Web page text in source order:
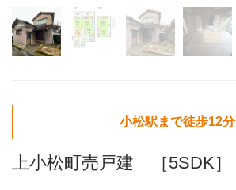
小松駅まで徒歩12分
上小松町売戸建 ［5SDK］